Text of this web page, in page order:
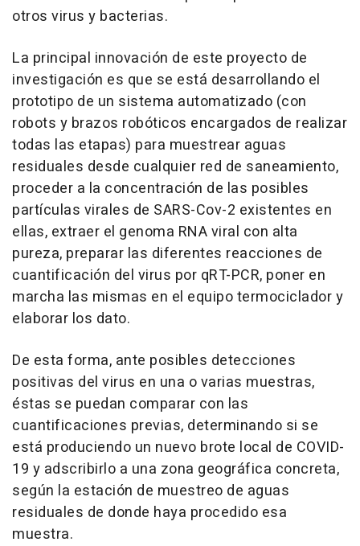
otros virus y bacterias.
La principal innovación de este proyecto de
investigación es que se está desarrollando el
prototipo de un sistema automatizado (con
robots y brazos robóticos encargados de realizar
todas las etapas) para muestrear aguas
residuales desde cualquier red de saneamiento,
proceder a la concentración de las posibles
partículas virales de SARS-Cov-2 existentes en
ellas, extraer el genoma RNA viral con alta
pureza, preparar las diferentes reacciones de
cuantificación del virus por qRT-PCR, poner en
marcha las mismas en el equipo termociclador y
elaborar los dato.
De esta forma, ante posibles detecciones
positivas del virus en una o varias muestras,
éstas se puedan comparar con las
cuantificaciones previas, determinando si se
está produciendo un nuevo brote local de COVID-
19 y adscribirlo a una zona geográfica concreta,
según la estación de muestreo de aguas
residuales de donde haya procedido esa
muestra.